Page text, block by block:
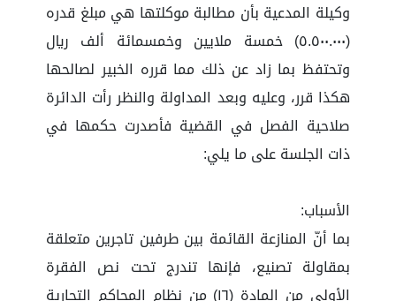
وكيلة المدعية بأن مطالبة موكلتها هي مبلغ قدره
(٥.٥٠٠.٠٠٠) خمسة ملايين وخمسمائة ألف ريال
وتحتفظ بما زاد عن ذلك مما قرره الخبير لصالحها
هكذا قرر، وعليه وبعد المداولة والنظر رأت الدائرة
صلاحية الفصل في القضية فأصدرت حكمها في
ذات الجلسة على ما يلي:
الأسباب:
بما أنّ المنازعة القائمة بين طرفين تاجرين متعلقة
بمقاولة تصنيع، فإنها تندرج تحت نص الفقرة
الأولى من المادة (١٦) من نظام المحاكم التجارية